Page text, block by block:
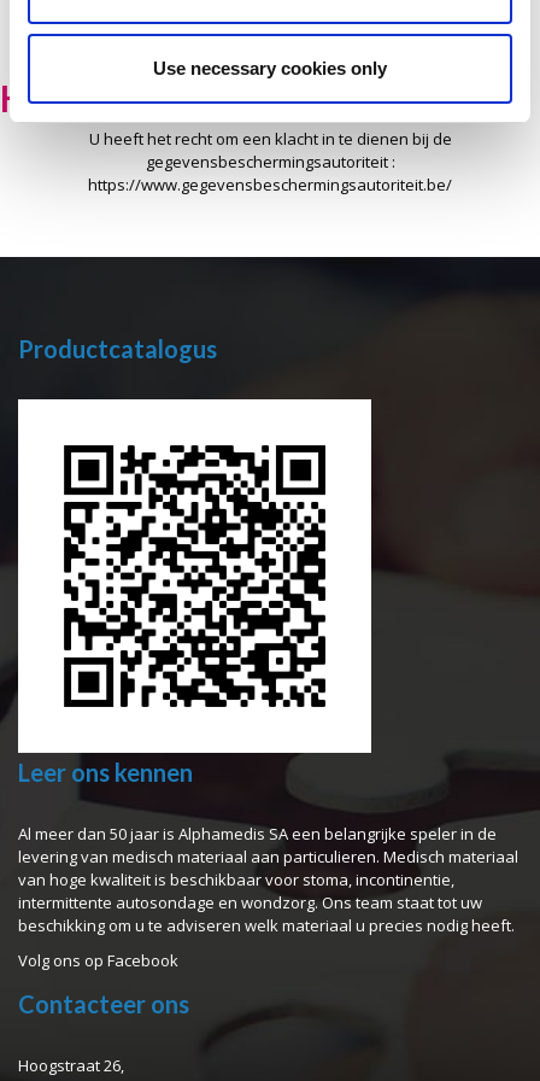
Use necessary cookies only
verwijderen. Een kopie van uw gegevens kan ook aan u worden
verstrekt.
Klacht
U heeft het recht om een klacht in te dienen bij de
gegevensbeschermingsautoriteit :
https://www.gegevensbeschermingsautoriteit.be/
Productcatalogus
Leer ons kennen
Al meer dan 50 jaar is Alphamedis SA een belangrijke speler in de
levering van medisch materiaal aan particulieren. Medisch materiaal
van hoge kwaliteit is beschikbaar voor stoma, incontinentie,
intermittente autosondage en wondzorg. Ons team staat tot uw
beschikking om u te adviseren welk materiaal u precies nodig heeft.
Volg ons op Facebook
Contacteer ons
Hoogstraat 26,